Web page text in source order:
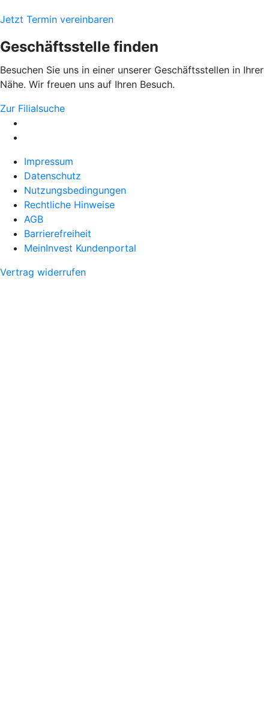
Jetzt Termin vereinbaren
Geschäftsstelle finden
Besuchen Sie uns in einer unserer Geschäftsstellen in Ihrer
Nähe. Wir freuen uns auf Ihren Besuch.
Zur Filialsuche
Impressum
Datenschutz
Nutzungsbedingungen
Rechtliche Hinweise
AGB
Barrierefreiheit
MeinInvest Kundenportal
Vertrag widerrufen